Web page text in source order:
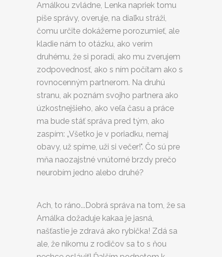
Amálkou zvládne, Lenka napriek tomu
píše správy, overuje, na diaľku stráži,
čomu určite dokážeme porozumieť, ale
kladie nám to otázku, ako verím
druhému, že si poradí, ako mu zverujem
zodpovednosť, ako s ním počítam ako s
rovnocenným partnerom. Na druhú
stranu, ak poznám svojho partnera ako
úzkostnejšieho, ako veľa času a práce
ma bude stáť správa pred tým, ako
zaspím: „Všetko je v poriadku, nemaj
obavy, už spíme, uži si večer!". Čo sú pre
mňa naozajstné vnútorné brzdy prečo
neurobím jedno alebo druhé?
Ach, to ráno...Dobrá správa na tom, že sa
Amálka dožaduje kakaa je jasná,
našťastie je zdravá ako rybička! Zdá sa
ale, že nikomu z rodičov sa to s ňou